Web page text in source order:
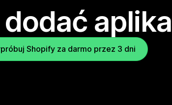
Shopify za darmo przez 3 dni